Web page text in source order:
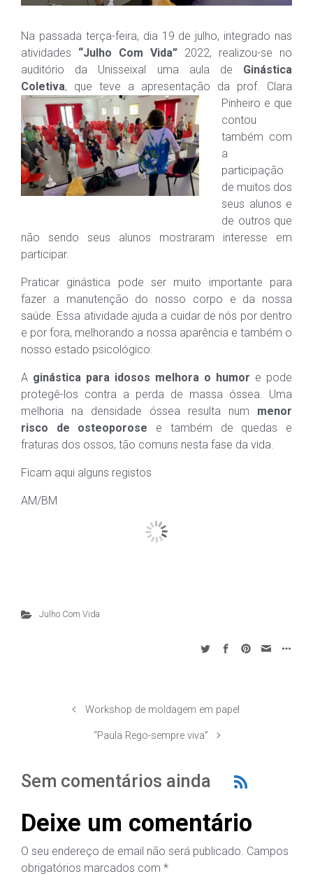
Na passada terça-feira, dia 19 de julho, integrado nas
atividades “Julho Com Vida” 2022, realizou-se no
auditório da Unisseixal uma aula de Ginástica
Coletiva, que teve a apresentação da prof. Clara
Pinheiro e que
contou
também com
a
participação
de muitos dos
seus alunos e
de outros que
não sendo seus alunos mostraram interesse em
participar.
Praticar ginástica pode ser muito importante para
fazer a manutenção do nosso corpo e da nossa
saúde. Essa atividade ajuda a cuidar de nós por dentro
e por fora, melhorando a nossa aparência e também o
nosso estado psicológico.
A ginástica para idosos melhora o humor e pode
protegê-los contra a perda de massa óssea. Uma
melhoria na densidade óssea resulta num menor
risco de osteoporose e também de quedas e
fraturas dos ossos, tão comuns nesta fase da vida.
Ficam aqui alguns registos
AM/BM
Julho Com Vida
Workshop de moldagem em papel
“Paula Rego-sempre viva”
Sem comentários ainda
Deixe um comentário
O seu endereço de email não será publicado. Campos
obrigatórios marcados com *